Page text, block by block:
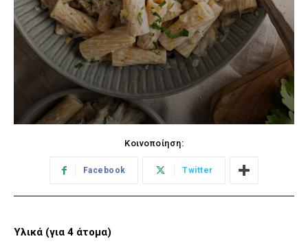
Κοινοποίηση:
Facebook Twitter
Υλικά (για 4 άτομα)